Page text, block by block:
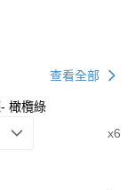
查看全部
橄欖綠
x6